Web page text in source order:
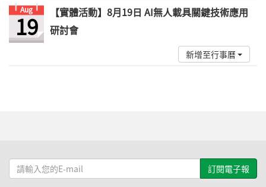
Aug
19
【實體活動】8月19日 AI無人載具關鍵技術應用
研討會
新增至行事曆
請
輸